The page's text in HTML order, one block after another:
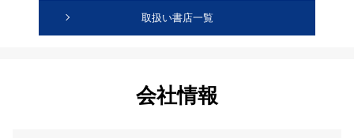
取扱い書店一覧
会社情報